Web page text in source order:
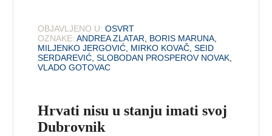
OBJAVLJENO U: OSVRT
OZNAKE: ANDREA ZLATAR BORIS MARUNA
MILJENKO JERGOVIĆ MIRKO KOVAČ ,SEID
SERDAREVIĆ ,SLOBODAN PROSPEROV NOVAK
VLADO GOTOVAC
Hrvati nisu u stanju imati svoj
Dubrovnik